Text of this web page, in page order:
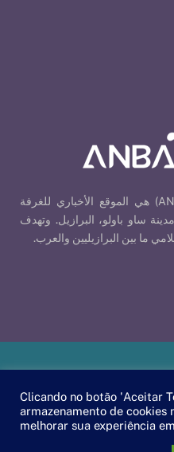
وكالة الأنباء العربية البرازيلية (ANBA) هي الموقع الأخباري للغرفة
مدينة ساو باولو، البرازيل. وتهدف
ما بين البرازيليين والعرب.
.
Clicando no botão 'Aceitar
armazenamento de cookies
melhorar sua experiência